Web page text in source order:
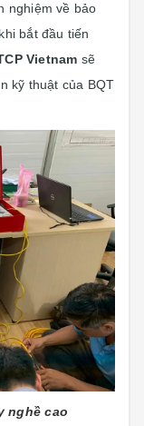
nghiệm về bảo
bắt đầu tiến
Vietnam sẽ
kỹ thuật của BQT
nghề cao